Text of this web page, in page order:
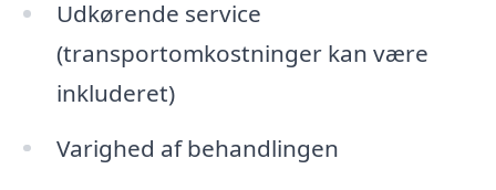
Udkørende service
(transportomkostninger kan være
inkluderet)
Varighed af behandlingen